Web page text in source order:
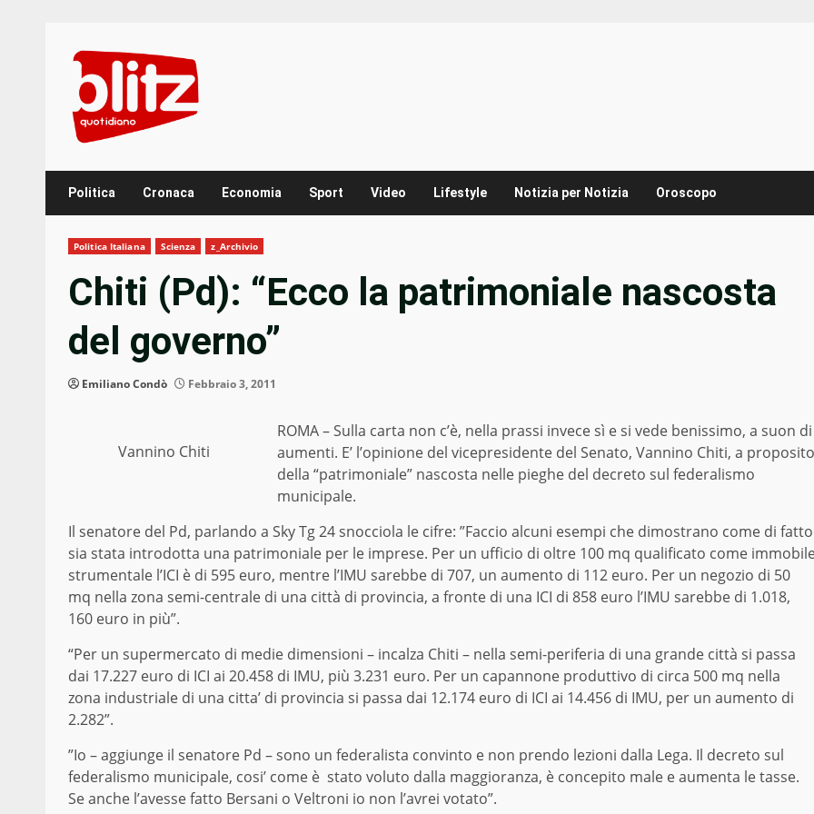
content
Politica Cronaca Economia Sport Video Lifestyle Notizia per Notizia Oroscopo
Politica Italiana Scienza z_Archivio
Chiti (Pd): “Ecco la patrimoniale nascosta
del governo”
Emiliano Condò Febbraio 3, 2011
Vannino Chiti
ROMA – Sulla carta non c’è, nella prassi invece sì e si vede benissimo, a suon di
aumenti. E’ l’opinione del vicepresidente del Senato, Vannino Chiti, a proposito
della “patrimoniale” nascosta nelle pieghe del decreto sul federalismo
municipale.
Il senatore del Pd, parlando a Sky Tg 24 snocciola le cifre: ”Faccio alcuni esempi che dimostrano come di fatto
sia stata introdotta una patrimoniale per le imprese. Per un ufficio di oltre 100 mq qualificato come
strumentale l’ICI è di 595 euro, mentre l’IMU sarebbe di 707, un aumento di 112 euro. Per un negozio di 50
mq nella zona semi-centrale di una città di provincia, a fronte di una ICI di 858 euro l’IMU sarebbe di 1.018,
160 euro in più”.
“Per un supermercato di medie dimensioni – incalza Chiti – nella semi-periferia di una grande città si passa
dai 17.227 euro di ICI ai 20.458 di IMU, più 3.231 euro. Per un capannone produttivo di circa 500 mq nella
zona industriale di una citta’ di provincia si passa dai 12.174 euro di ICI ai 14.456 di IMU, per un aumento di
2.282”.
”Io – aggiunge il senatore Pd – sono un federalista convinto e non prendo lezioni dalla Lega. Il decreto sul
federalismo municipale, cosi’ come è stato voluto dalla maggioranza, è concepito male e aumenta le tasse.
Se anche l’avesse fatto Bersani o Veltroni io non l’avrei votato”.